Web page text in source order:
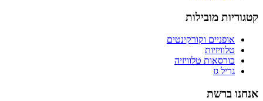
קטגוריות מובילות
אופניים וקורקינטים
טלוויזיות
כורסאות טלוויזיה
גריל גז
אנחנו ברשת